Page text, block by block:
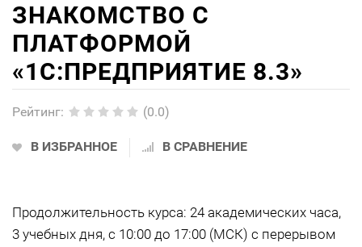
ЗНАКОМСТВО С
ПЛАТФОРМОЙ
«1C:ПРЕДПРИЯТИЕ 8.3»
Рейтинг: (0.0)
В ИЗБРАННОЕ В СРАВНЕНИЕ
Продолжительность курса: 24 академических часа,
3 учебных дня, с 10:00 до 17:00 (МСК) с перерывом